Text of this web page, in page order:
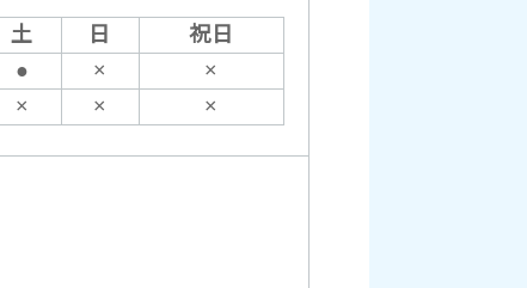
土 日
祝日
● ×
×
× × ×